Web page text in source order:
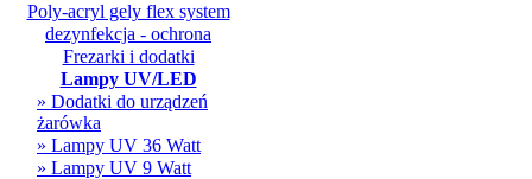
Poly-acryl gely flex system
dezynfekcja - ochrona
Frezarki i dodatki
Lampy UV/LED
» Dodatki do urządzeń
żarówka
» Lampy UV 36 Watt
» Lampy UV 9 Watt